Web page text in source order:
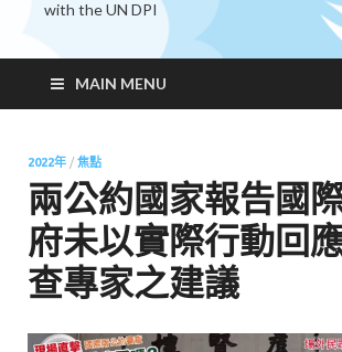
with the UN DPI
MAIN MENU
2022年 / 焦點
兩公約國家報告國
府未以實際行動回
查專家之建議